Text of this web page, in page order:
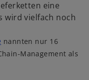
eine
wird vielfach noch
nannten nur 16
Management als